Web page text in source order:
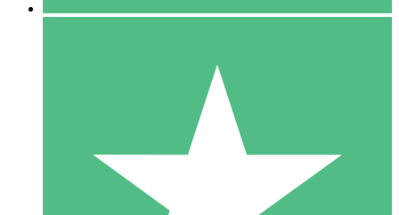
US$1500
10 Download
20